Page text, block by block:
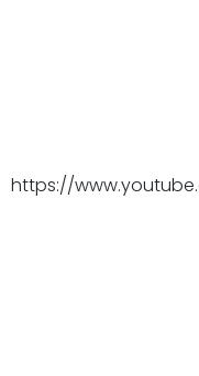
https://